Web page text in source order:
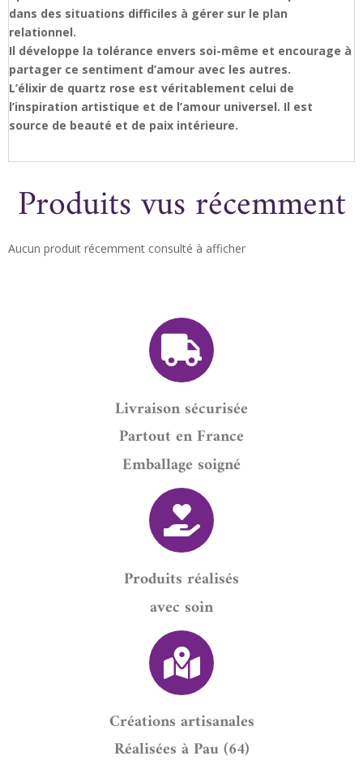
dans des situations difficiles à gérer sur le plan
relationnel.
Il développe la tolérance envers soi-même et encourage à
partager ce sentiment d’amour avec les autres.
L’élixir de quartz rose est véritablement celui de
l’inspiration artistique et de l’amour universel. Il est
source de beauté et de paix intérieure.
Produits vus récemment
Aucun produit récemment consulté à afficher
Livraison sécurisée
Partout en France
Emballage soigné
Produits réalisés
avec soin
Créations artisanales
Réalisées à Pau (64)